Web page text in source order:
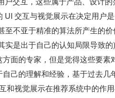
交互与视觉展示在决定用户
至不亚于精准的算法所产生的
实是出于自己的认知局限导致
面的专家，但是觉得这些要素
己的理解和经验，基于过去几
和视觉展示在推荐系统中的作